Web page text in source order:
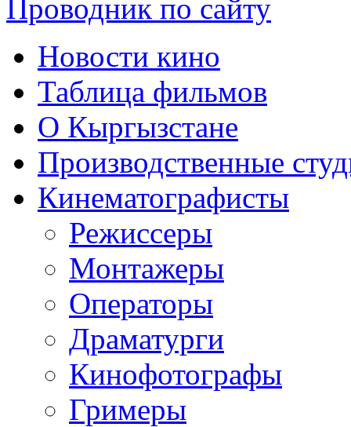
Проводник по сайту
Новости кино
Таблица фильмов
О Кыргызстане
Производственные
Кинематографисты
Режиссеры
Монтажеры
Операторы
Драматурги
Кинофотографы
Гримеры